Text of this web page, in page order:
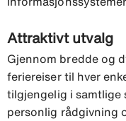
Attraktivt utvalg
Gjennom bredde og
feriereiser til hver
tilgjengelig i samtlige
personlig rådgivning